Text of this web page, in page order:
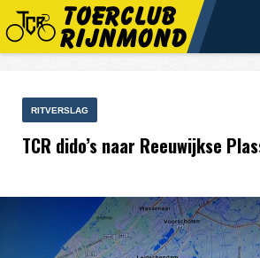
RITVERSLAG
TCR dido’s naar Reeuwijkse